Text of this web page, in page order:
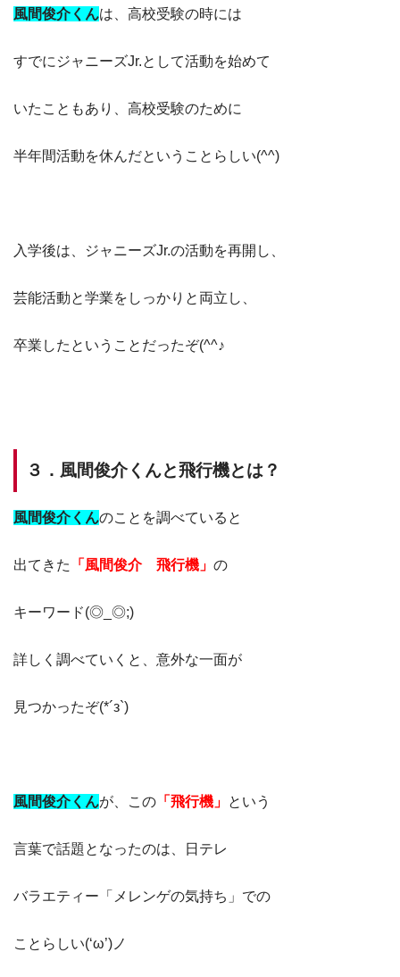
風間俊介 くんは、高校受験の時には
すでにジャニーズJr.として活動を始めて
いたこともあり、高校受験のために
半年間活動を休んだということらしい(^^)
入学後は、ジャニーズJr.の活動を再開し、
芸能活動と学業をしっかりと両立し、
卒業したということだったぞ(^^♪
３．風間俊介くんと飛行機とは？
風間俊介くんのことを調べていると
出てきた 「風間俊介 飛行機」 の
キーワード(◎_◎;)
詳しく調べていくと、意外な一面が
見つかったぞ(*´з`)
風間俊介くんが、この 「飛行機」 という
言葉で話題となったのは、日テレ
バラエティー「メレンゲの気持ち」での
ことらしい(‘ω’)ノ